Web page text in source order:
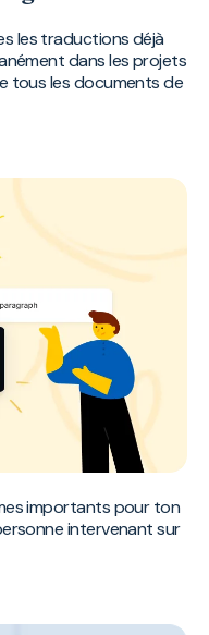
les traductions déjà
dans les projets
tous les documents de
importants pour ton
intervenant sur